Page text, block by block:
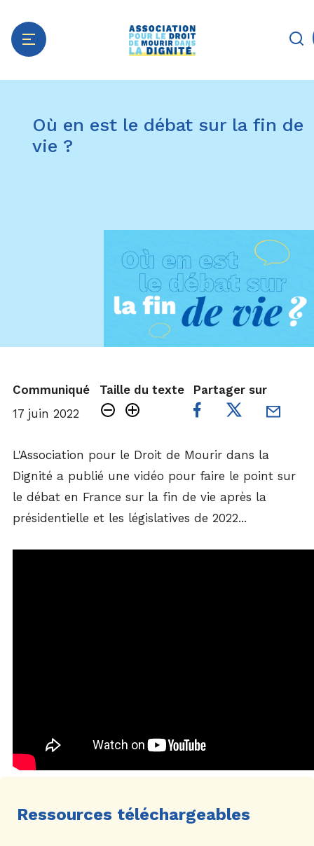
contenuOù en est le débat sur la fin de
vie ?
Communiqué
17 juin 2022
Taille du texte Partager sur
L'Association pour le Droit de Mourir dans la
Dignité a publié une vidéo pour faire le point sur
le débat en France sur la fin de vie après la
présidentielle et les législatives de 2022...
Ressources téléchargeables